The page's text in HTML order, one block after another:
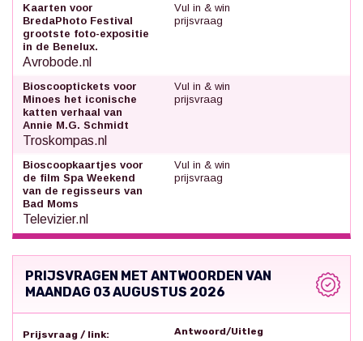
Kaarten voor
BredaPhoto Festival
grootste foto-expositie
in de Benelux.
Avrobode.nl
Vul in & win
prijsvraag
Bioscooptickets voor
Minoes het iconische
katten verhaal van
Annie M.G. Schmidt
Troskompas.nl
Vul in & win
prijsvraag
Bioscoopkaartjes voor
de film Spa Weekend
van de regisseurs van
Bad Moms
Televizier.nl
Vul in & win
prijsvraag
PRIJSVRAGEN MET ANTWOORDEN VAN
MAANDAG 03 AUGUSTUS 2026
Prijsvraag / link: Antwoord/Uitleg